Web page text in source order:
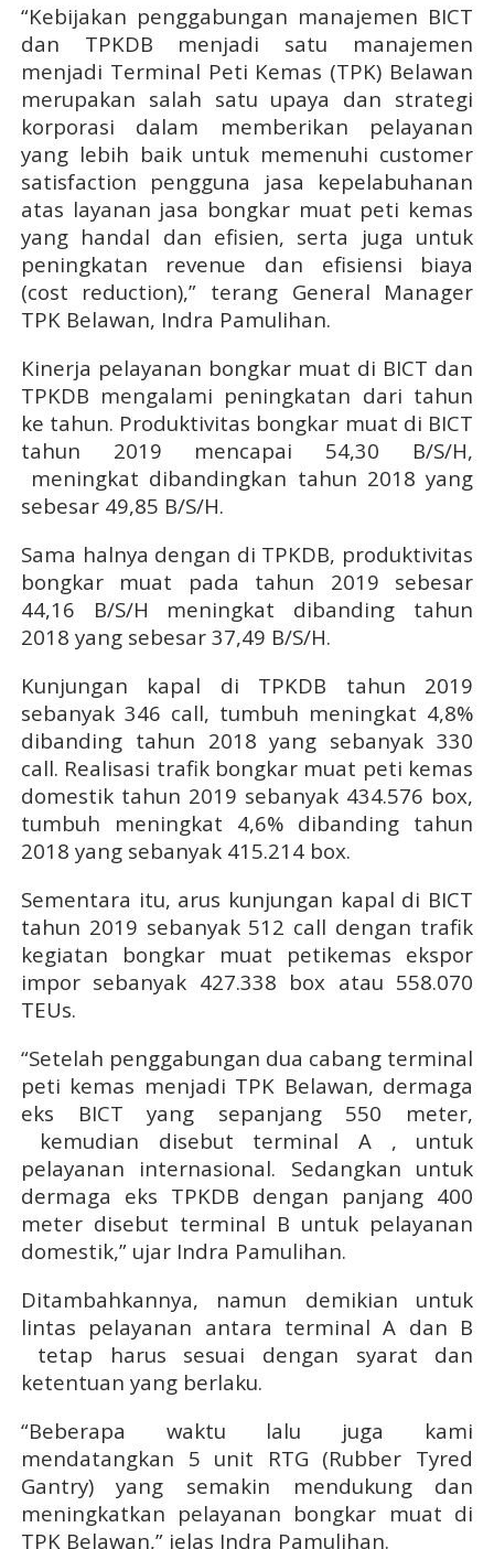
“Kebijakan penggabungan manajemen BICT
dan TPKDB menjadi satu manajemen
menjadi Terminal Peti Kemas (TPK) Belawan
merupakan salah satu upaya dan strategi
korporasi dalam memberikan pelayanan
yang lebih baik untuk memenuhi customer
satisfaction pengguna jasa kepelabuhanan
atas layanan jasa bongkar muat peti kemas
yang handal dan efisien, serta juga untuk
peningkatan revenue dan efisiensi biaya
(cost reduction),” terang General Manager
TPK Belawan, Indra Pamulihan.
Kinerja pelayanan bongkar muat di BICT dan
TPKDB mengalami peningkatan dari tahun
ke tahun. Produktivitas bongkar muat di BICT
tahun 2019 mencapai 54,30 B/S/H,
meningkat dibandingkan tahun 2018 yang
sebesar 49,85 B/S/H.
Sama halnya dengan di TPKDB, produktivitas
bongkar muat pada tahun 2019 sebesar
44,16 B/S/H meningkat dibanding tahun
2018 yang sebesar 37,49 B/S/H.
Kunjungan kapal di TPKDB tahun 2019
sebanyak 346 call, tumbuh meningkat 4,8%
dibanding tahun 2018 yang sebanyak 330
call. Realisasi trafik bongkar muat peti kemas
domestik tahun 2019 sebanyak 434.576 box,
tumbuh meningkat 4,6% dibanding tahun
2018 yang sebanyak 415.214 box.
Sementara itu, arus kunjungan kapal di BICT
tahun 2019 sebanyak 512 call dengan trafik
kegiatan bongkar muat petikemas ekspor
impor sebanyak 427.338 box atau 558.070
TEUs.
“Setelah penggabungan dua cabang terminal
peti kemas menjadi TPK Belawan, dermaga
eks BICT yang sepanjang 550 meter,
kemudian disebut terminal A , untuk
pelayanan internasional. Sedangkan untuk
dermaga eks TPKDB dengan panjang 400
meter disebut terminal B untuk pelayanan
domestik,” ujar Indra Pamulihan.
Ditambahkannya, namun demikian untuk
lintas pelayanan antara terminal A dan B
tetap harus sesuai dengan syarat dan
ketentuan yang berlaku.
“Beberapa waktu lalu juga kami
mendatangkan 5 unit RTG (Rubber Tyred
Gantry) yang semakin mendukung dan
meningkatkan pelayanan bongkar muat di
TPK Belawan,” jelas Indra Pamulihan.